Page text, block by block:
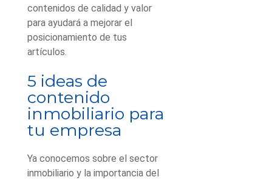
contenidos de calidad y valor
para ayudará a mejorar el
posicionamiento de tus
artículos.
5 ideas de
contenido
inmobiliario para
tu empresa
Ya conocemos sobre el sector
inmobiliario y la importancia del